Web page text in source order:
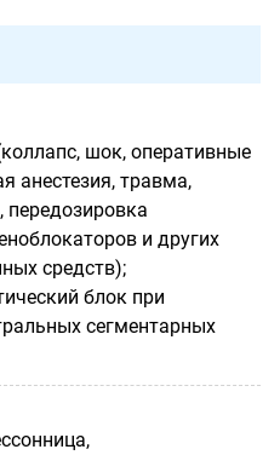
шок, оперативные
анестезия, травма,
передозировка
и других
средств);
блок при
сегментарных